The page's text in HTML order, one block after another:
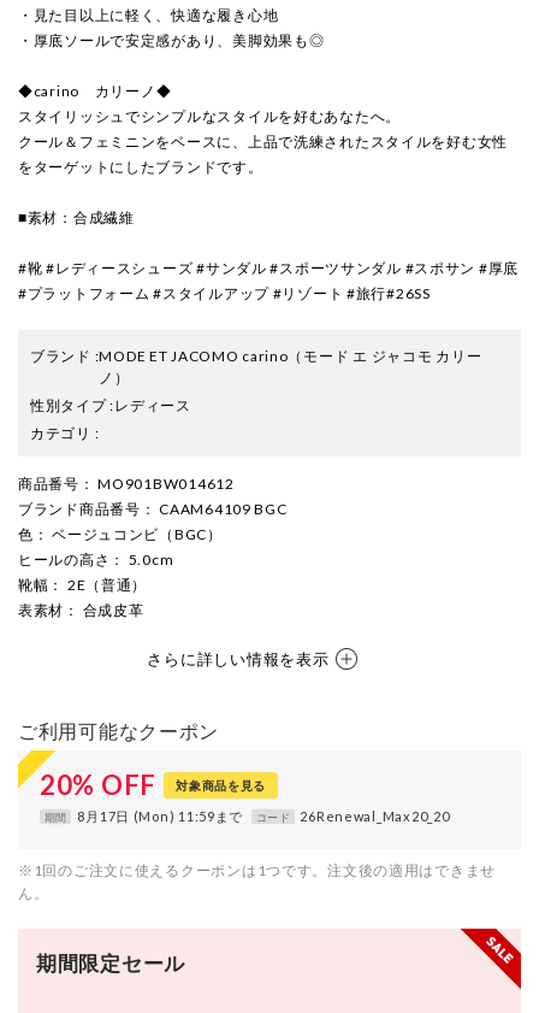
・見た目以上に軽く、快適な履き心地
・厚底ソールで安定感があり、美脚効果も◎
◆carino カリーノ◆
スタイリッシュでシンプルなスタイルを好むあなたへ。
クール＆フェミニンをベースに、上品で洗練されたスタイルを好む女性
をターゲットにしたブランドです。
■素材：合成繊維
#靴 #レディースシューズ #サンダル #スポーツサンダル #スポサン #厚底
#プラットフォーム #スタイルアップ #リゾート #旅行#26SS
ブランド :MODE ET JACOMO carino （モード エ ジャコモ カリー
ノ）
性別タイプ:レディース
カテゴリ :
商品番号 ： MO901BW014612
ブランド商品番号 ： CAAM64109 BGC
色 ： ベージュコンビ（BGC）
ヒールの高さ ： 5.0cm
靴幅 ： 2E（普通）
表素材 ： 合成皮革
さらに詳しい情報を表示
ご利用可能なクーポン
20% OFF 対象商品を見る
期間 8月17日 (Mon) 11:59まで コード 26Renewal_Max20_20
※1回のご注文に使えるクーポンは1つです。注文後の適用はできませ
ん。
期間限定セール